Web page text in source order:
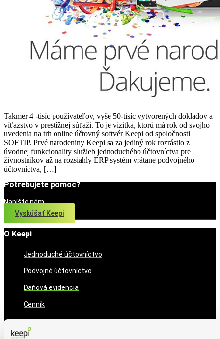
Takmer 4 -tisíc používateľov, vyše 50-tisíc vytvorených dokladov a
víťazstvo v prestížnej súťaži. To je vizitka, ktorú má rok od svojho
uvedenia na trh online účtovný softvér Keepi od spoločnosti
SOFTIP. Prvé narodeniny Keepi sa za jediný rok rozrástlo z
úvodnej funkcionality služieb jednoduchého účtovníctva pre
živnostníkov až na rozsiahly ERP systém vrátane podvojného
účtovníctva, […]
Potrebujete pomoc?
Napíšte nám
Vyskúšať Keepi
O Keepi
Jednoduché účtovníctvo
Podvojné účtovníctvo
Daňová evidencia
Cenník
Informácie